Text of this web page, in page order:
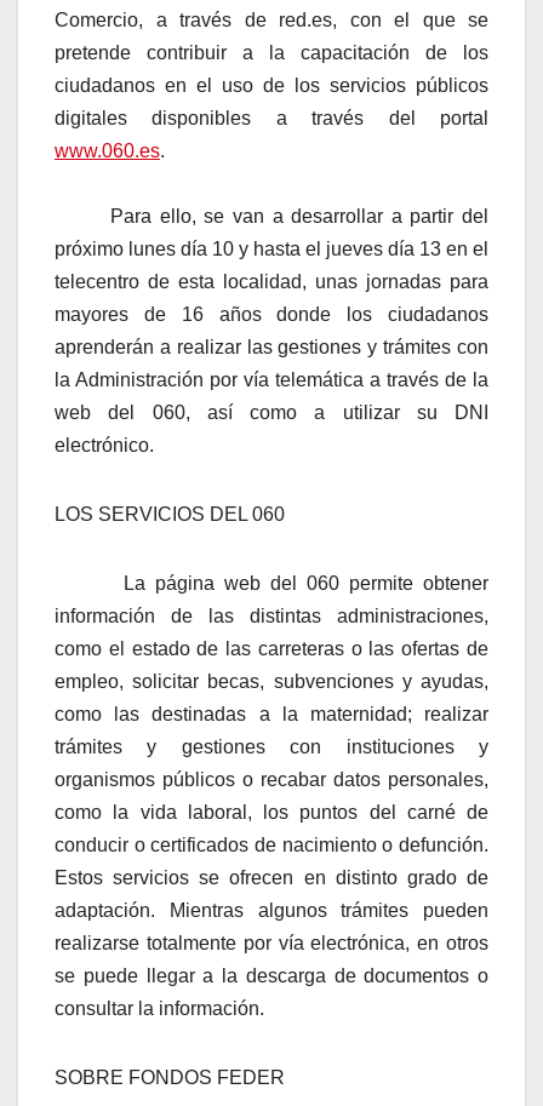
Comercio, a través de red.es, con el que se
pretende contribuir a la capacitación de los
ciudadanos en el uso de los servicios públicos
digitales disponibles a través del portal
www.060.es.
Para ello, se van a desarrollar a partir del
próximo lunes día 10 y hasta el jueves día 13 en el
telecentro de esta localidad, unas jornadas para
mayores de 16 años donde los ciudadanos
aprenderán a realizar las gestiones y trámites con
la Administración por vía telemática a través de la
web del 060, así como a utilizar su DNI
electrónico.
LOS SERVICIOS DEL 060
La página web del 060 permite obtener
información de las distintas administraciones,
como el estado de las carreteras o las ofertas de
empleo, solicitar becas, subvenciones y ayudas,
como las destinadas a la maternidad; realizar
trámites y gestiones con instituciones y
organismos públicos o recabar datos personales,
como la vida laboral, los puntos del carné de
conducir o certificados de nacimiento o defunción.
Estos servicios se ofrecen en distinto grado de
adaptación. Mientras algunos trámites pueden
realizarse totalmente por vía electrónica, en otros
se puede llegar a la descarga de documentos o
consultar la información.
SOBRE FONDOS FEDER